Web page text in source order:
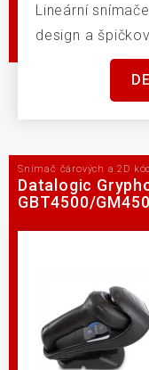
Lineární
design a
Snímač čárových a 2D
Datalogic
GBT4500/